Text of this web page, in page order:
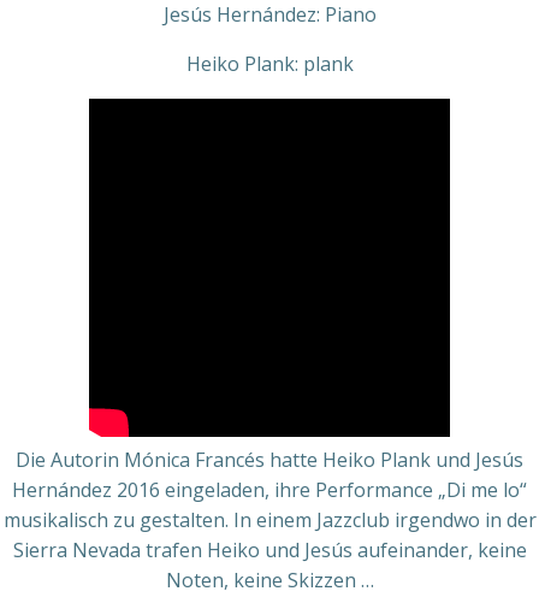
Jesús Hernández: Piano
Heiko Plank: plank
Die Autorin Mónica Francés hatte Heiko Plank und Jesús
Hernández 2016 eingeladen, ihre Performance „Di me lo“
musikalisch zu gestalten. In einem Jazzclub irgendwo in der
Sierra Nevada trafen Heiko und Jesús aufeinander, keine
Noten, keine Skizzen …